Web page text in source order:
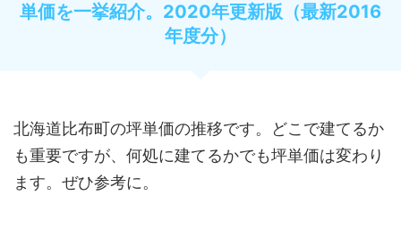
単価を一挙紹介。2020年更新版（最新2016
年度分）
北海道比布町の坪単価の推移です。どこで建てるか
も重要ですが、何処に建てるかでも坪単価は変わり
ます。ぜひ参考に。